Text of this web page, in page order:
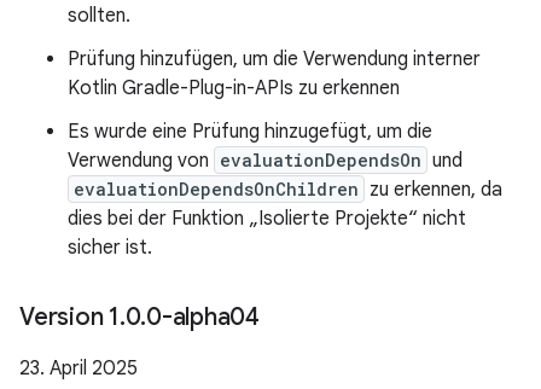
sollten.
Prüfung hinzufügen, um die Verwendung interner
Kotlin Gradle-Plug-in-APIs zu erkennen
Es wurde eine Prüfung hinzugefügt, um die
Verwendung von evaluationDependsOn und
evaluationDependsOnChildren zu erkennen, da
dies bei der Funktion „Isolierte Projekte“ nicht
sicher ist.
Version 1.0.0-alpha04
23. April 2025